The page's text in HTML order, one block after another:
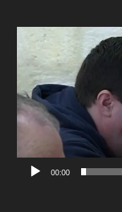
Lecteur
00:00